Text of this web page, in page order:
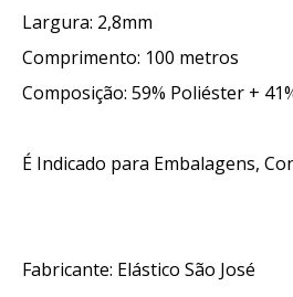
Largura: 2,8mm
Comprimento: 100 metros
Composição: 59% Poliéster +
É Indicado para Embalagens,
Fabricante: Elástico São José